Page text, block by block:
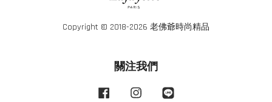
Copyright © 2018-2026 老佛爺時尚精品
關注我們
Facebook Instagram